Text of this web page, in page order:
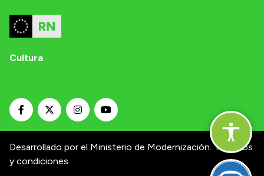
Cultura
Desarrollado por el Ministerio de Modernización. Términos
y condiciones